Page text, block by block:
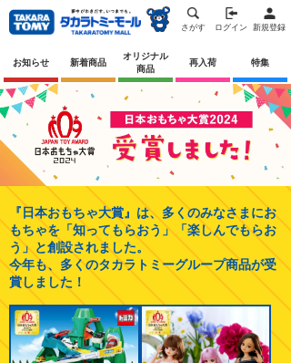
さがす ログイン 新規登録
お知らせ 新着商品
オリジナル
商品
再入荷 特集
『日本おもちゃ大賞』は、多くのみなさまにお
もちゃを「知ってもらおう」「楽しんでもらお
う」と創設されました。
今年も、多くのタカラトミーグループ商品が受
賞しました！